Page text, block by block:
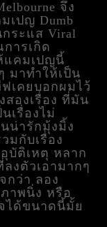
จึง
เปญ Dumb
กระแส Viral
ารเกิด
แคมเปญนี้
มาทำให้เป็น
เคยบอกผมไว้
สองเรื่อง ที่มัน
เรื่องไม่
น่ารักมุ้งมิ้ง
มกับเรื่อง
บัติเหตุ หลาก
งตัวเอามากๆ
กว่า ลอง
าพนิ่ง หรือ
ได้ขนาดนี้มั้ย